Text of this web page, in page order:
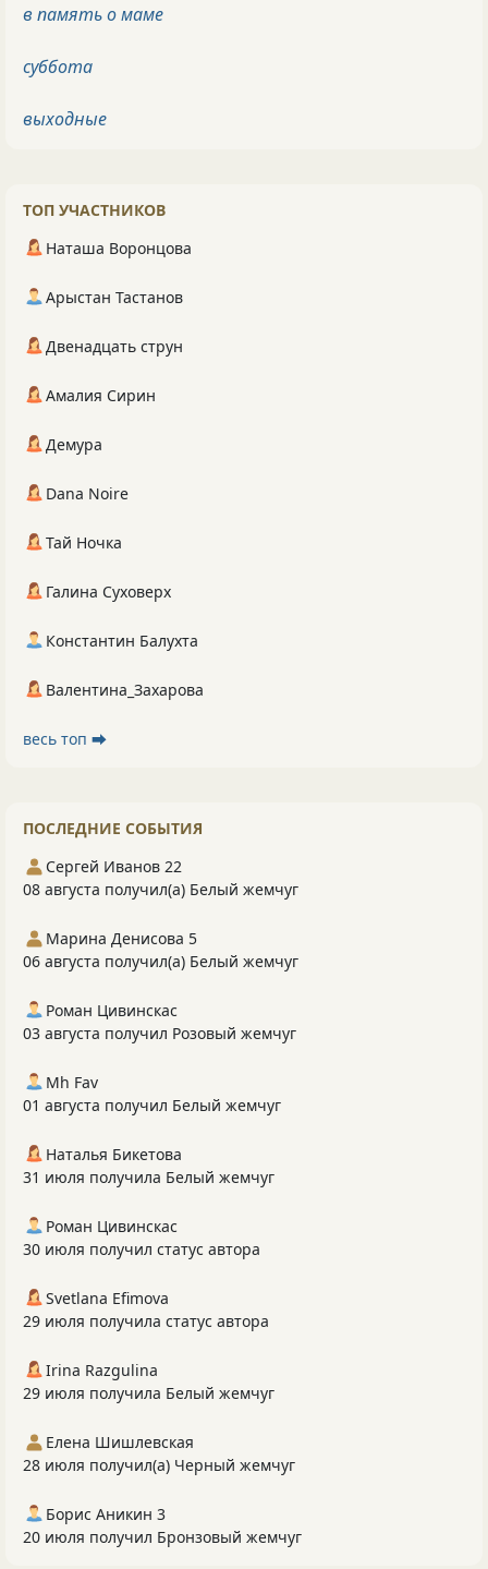
в память о маме
суббота
выходные
ТОП УЧАСТНИКОВ
Наташа Воронцова
Арыстан Тастанов
Двенадцать струн
Амалия Сирин
Демура
Dana Noire
Тай Ночка
Галина Суховерх
Константин Балухта
Валентина_Захарова
весь топ ⮕
ПОСЛЕДНИЕ СОБЫТИЯ
Сергей Иванов 22
08 августа получил(а) Белый жемчуг
Марина Денисова 5
06 августа получил(а) Белый жемчуг
Роман Цивинскас
03 августа получил Розовый жемчуг
Mh Fav
01 августа получил Белый жемчуг
Наталья Бикетова
31 июля получила Белый жемчуг
Роман Цивинскас
30 июля получил статус автора
Svetlana Efimova
29 июля получила статус автора
Irina Razgulina
29 июля получила Белый жемчуг
Елена Шишлевская
28 июля получил(а) Черный жемчуг
Борис Аникин 3
20 июля получил Бронзовый жемчуг